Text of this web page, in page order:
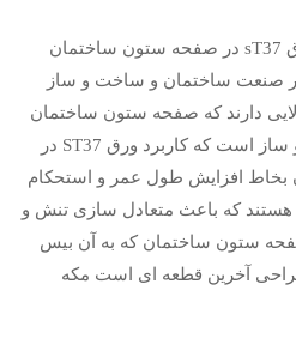
همانطور که اشاره نمودیم، ورق sT37 در صفحه ستون ساختمان
صنعت ساختمان و ساخت و ساز
دارند که صفحه ستون ساختمان
یکی از عناصر مهم در ساخت و ساز است که کاربرد ورق ST37 در
افزایش طول عمر و استحکام
که باعث متعادل سازی تنش و
ستون ساختمان که به آن بیس
آخرین قطعه ای است مکه